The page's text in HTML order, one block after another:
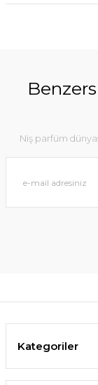
Niş parfüm
Kategoriler